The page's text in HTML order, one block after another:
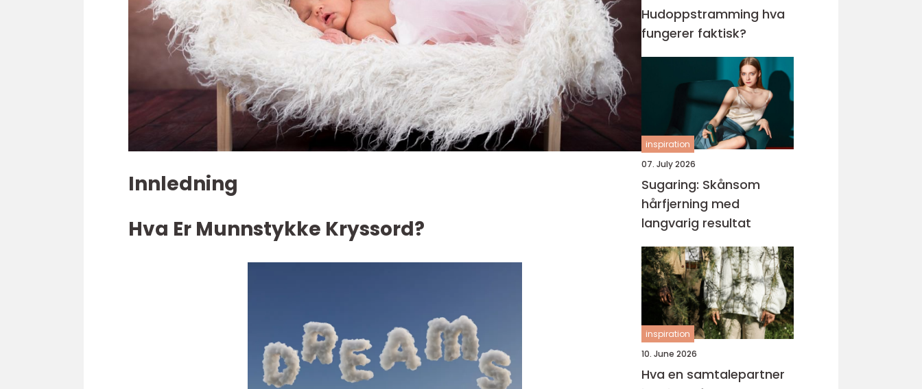
Innledning
Hva Er Munnstykke Kryssord?
Hudoppstramming hva
fungerer faktisk?
inspiration
07. July 2026
Sugaring: Skånsom
hårfjerning med
langvarig resultat
inspiration
10. June 2026
Hva en samtalepartner